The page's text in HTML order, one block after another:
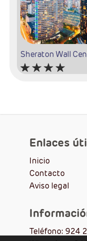
Sheraton Wall
Banff Aspen
Enlaces
Inicio
Contacto
Aviso legal
Teléfono: 924